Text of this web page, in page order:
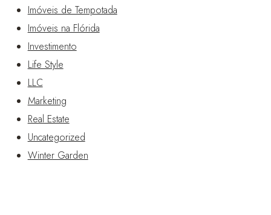
Imóveis de Tempotada
Imóveis na Flórida
Investimento
Life Style
LLC
Marketing
Real Estate
Uncategorized
Winter Garden